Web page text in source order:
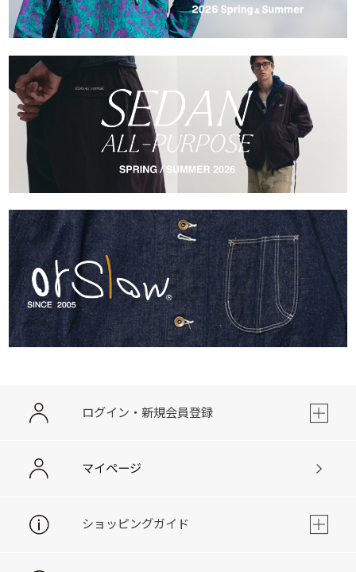
ログイン・新規会員登録
マイページ
ショッピングガイド